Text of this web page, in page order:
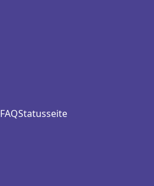
FAQStatusseite